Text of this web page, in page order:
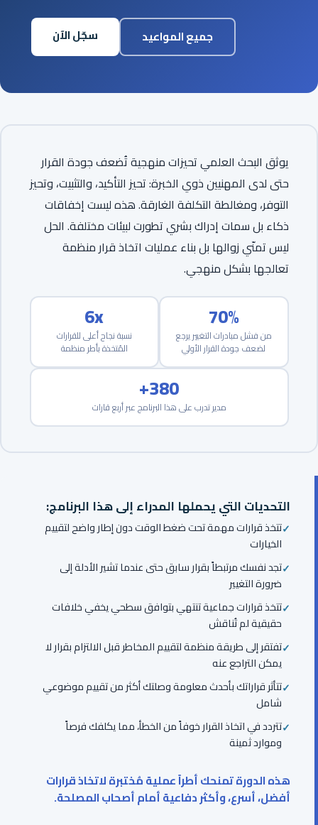
سجّل الآن جميع المواعيد
يوثق البحث العلمي تحيزات منهجية تُضعف جودة القرار
حتى لدى المهنيين ذوي الخبرة: تحيز التأكيد، والتثبيت، وتحيز
التوفر، ومغالطة التكلفة الغارقة. هذه ليست إخفاقات
ذكاء بل سمات إدراك بشري تطورت لبيئات مختلفة. الحل
ليس تمنّي زوالها بل بناء عمليات اتخاذ قرار منظمة
تعالجها بشكل منهجي.
6x
نسبة نجاح أعلى للقرارات
المُتخذة بأطر منظمة
70%
من فشل مبادرات التغيير يرجع
لضعف جودة القرار الأولي
380+
مدير تدرب على هذا البرنامج عبر أربع قارات
التحديات التي يحملها المدراء إلى هذا البرنامج:
تتخذ قرارات مهمة تحت ضغط الوقت دون إطار واضح لتقييم
الخيارات
تجد نفسك مرتبطاً بقرار سابق حتى عندما تشير الأدلة إلى
ضرورة التغيير
تتخذ قرارات جماعية تنتهي بتوافق سطحي يخفي خلافات
حقيقية لم تُناقش
تفتقر إلى طريقة منظمة لتقييم المخاطر قبل الالتزام بقرار لا
يمكن التراجع عنه
تتأثر قراراتك بأحدث معلومة وصلتك أكثر من تقييم موضوعي
شامل
تتردد في اتخاذ القرار خوفاً من الخطأ، مما يكلفك فرصاً
وموارد ثمينة
هذه الدورة تمنحك أطراً عملية مُختبرة لاتخاذ قرارات
أفضل، أسرع، وأكثر دفاعية أمام أصحاب المصلحة.